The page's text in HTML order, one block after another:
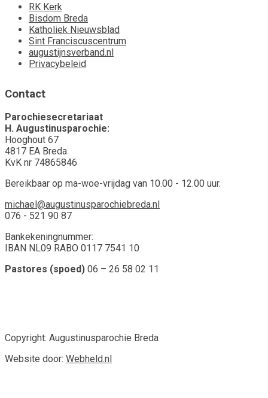
RK Kerk
Bisdom Breda
Katholiek Nieuwsblad
Sint Franciscuscentrum
augustijnsverband.nl
Privacybeleid
Contact
Parochiesecretariaat
H. Augustinusparochie:
Hooghout 67
4817 EA Breda
KvK nr 74865846
Bereikbaar op ma-woe-vrijdag van 10.00 - 12.00 uur.
michael@augustinusparochiebreda.nl
076 - 521 90 87
Bankekeningnummer:
IBAN NL09 RABO 0117 7541 10
Pastores (spoed) 06 – 26 58 02 11
Copyright: Augustinusparochie Breda
Website door: Webheld.nl